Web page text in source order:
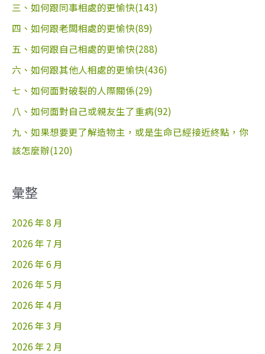
三、如何跟同事相處的更愉快(143)
四、如何跟老闆相處的更愉快(89)
五、如何跟自己相處的更愉快(288)
六、如何跟其他人相處的更愉快(436)
七、如何面對破裂的人際關係(29)
八、如何面對自己或親友生了重病(92)
九、如果想要更了解造物主，或是生命已經接近終點，你
該怎麼辦(120)
彙整
2026 年 8 月
2026 年 7 月
2026 年 6 月
2026 年 5 月
2026 年 4 月
2026 年 3 月
2026 年 2 月